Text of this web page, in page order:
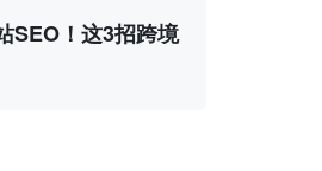
SEO！这3招跨境